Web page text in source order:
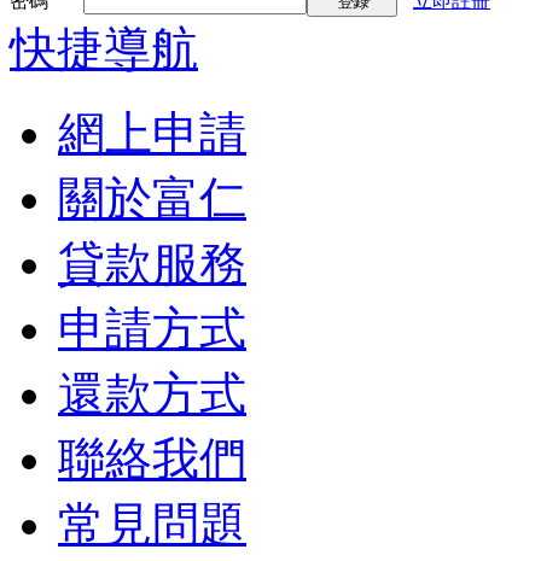
快捷導航
網上申請
關於富仁
貸款服務
申請方式
還款方式
聯絡我們
常見問題